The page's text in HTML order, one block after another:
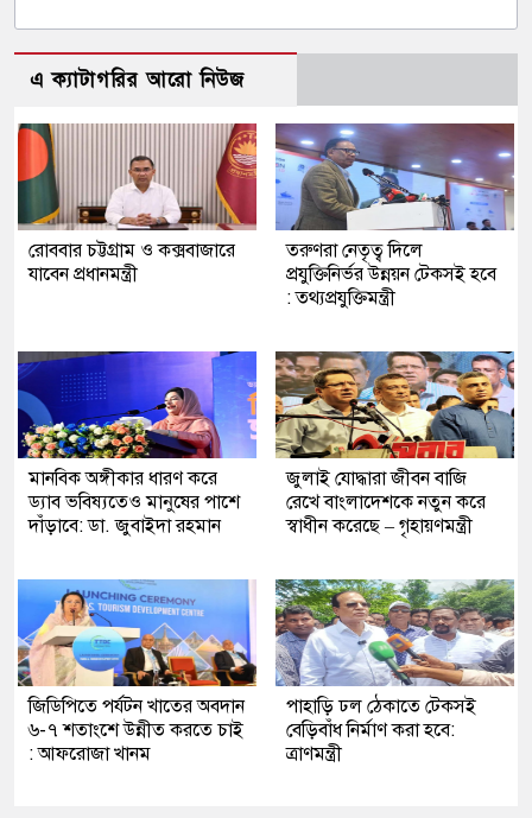
এ ক্যাটাগরির আরো নিউজ
রোববার চট্টগ্রাম ও কক্সবাজারে
যাবেন প্রধানমন্ত্রী
তরুণরা নেতৃত্ব দিলে
প্রযুক্তিনির্ভর উন্নয়ন টেকসই হবে
: তথ্যপ্রযুক্তিমন্ত্রী
মানবিক অঙ্গীকার ধারণ করে
ড্যাব ভবিষ্যতেও মানুষের পাশে
দাঁড়াবে: ডা. জুবাইদা রহমান
জুলাই যোদ্ধারা জীবন বাজি
রেখে বাংলাদেশকে নতুন করে
স্বাধীন করেছে – গৃহায়ণমন্ত্রী
জিডিপিতে পর্যটন খাতের অবদান
৬-৭ শতাংশে উন্নীত করতে চাই
: আফরোজা খানম
পাহাড়ি ঢল ঠেকাতে টেকসই
বেড়িবাঁধ নির্মাণ করা হবে:
ত্রাণমন্ত্রী